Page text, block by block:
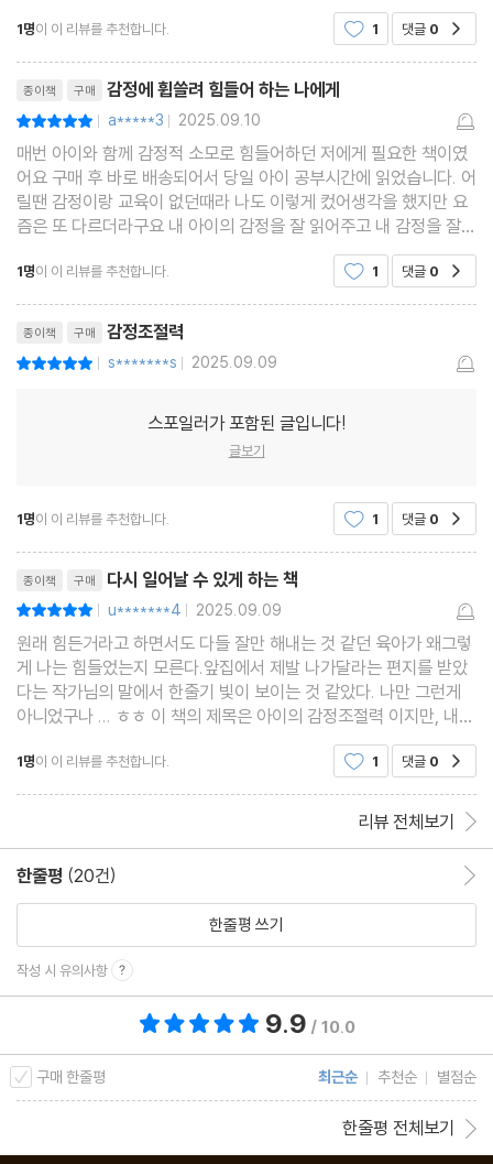
3부 감정을 조절하고 표현하는 실전 감정 코칭
7장 감정 기반 사회성 길러주기
갈등은 관계를 단단하게 만든다
타인의 감정을 읽고 이해하는 힘, 공감력
가정 내 협력과 소속감은 자존감의 뿌리다
8장 하루 세 번 10분, 아이의 감정을 키우는 일상 루틴
아침 10분: 감정으로 하루를 여는 시간
자기 전 10분: 분리불안을 줄이는 연결의 시간
: 감정을 가르치는 건 ‘선택’이 아니라 ‘책임’이다
감정조절력을 높이는 심리학 인사이트
1명이 이 리뷰를 추천합니다. 1 댓글 0
종이책 구매 감정에 휩쓸려 힘들어 하는 나에게
| a*****3 | 2025.09.10
매번 아이와 함께 감정적 소모로 힘들어하던 저에게 필요한 책이였
어요 구매 후 바로 배송되어서 당일 아이 공부시간에 읽었습니다. 어
릴땐 감정이랑 교육이 없던때라 나도 이렇게 컸어생각을 했지만 요
즘은 또 다르더라구요 내 아이의 감정을 잘 읽어주고 내 감정을 잘
다스리고 아이와 힘들지 않게 서로 의견을 주고받고 하는게 중요하
다 생각 들었습니다.
1명이 이 리뷰를 추천합니다. 1 댓글 0
종이책 구매 감정조절력
| s*******s | 2025.09.09
스포일러가 포함된 글입니다!
글보기
1명이 이 리뷰를 추천합니다. 1 댓글 0
종이책 구매 다시 일어날 수 있게 하는 책
| u*******4 | 2025.09.09
원래 힘든거라고 하면서도 다들 잘만 해내는 것 같던 육아가 왜그렇
게 나는 힘들었는지 모른다.앞집에서 제발 나가달라는 편지를 받았
다는 작가님의 말에서 한줄기 빛이 보이는 것 같았다. 나만 그런게
아니었구나 ... ㅎㅎ 이 책의 제목은 아이의 감정조절력 이지만, 내
1명이 이 리뷰를 추천합니다. 1 댓글 0
리뷰 전체보기
한줄평 (20건)
한줄평 쓰기
작성 시 유의사항
9.9 / 10.0
구매 한줄평 최근순 추천순 별점순
한줄평 전체보기